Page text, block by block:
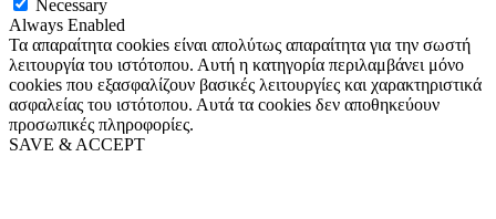
Necessary
Always Enabled
Τα απαραίτητα cookies είναι απολύτως απαραίτητα για την σωστή
λειτουργία του ιστότοπου. Αυτή η κατηγορία περιλαμβάνει μόνο
cookies που εξασφαλίζουν βασικές λειτουργίες και χαρακτηριστικά
ασφαλείας του ιστότοπου. Αυτά τα cookies δεν αποθηκεύουν
προσωπικές πληροφορίες.
SAVE & ACCEPT